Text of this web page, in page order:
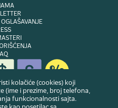
& owned byDubes doo
kolačiće (cookies) koji
(ime i prezime, broj telefona,
funkcionalnosti sajta.